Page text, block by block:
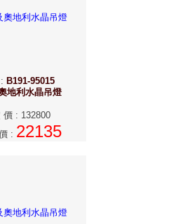
: B191-95015
地利水晶吊燈
價: 132800
: 22135